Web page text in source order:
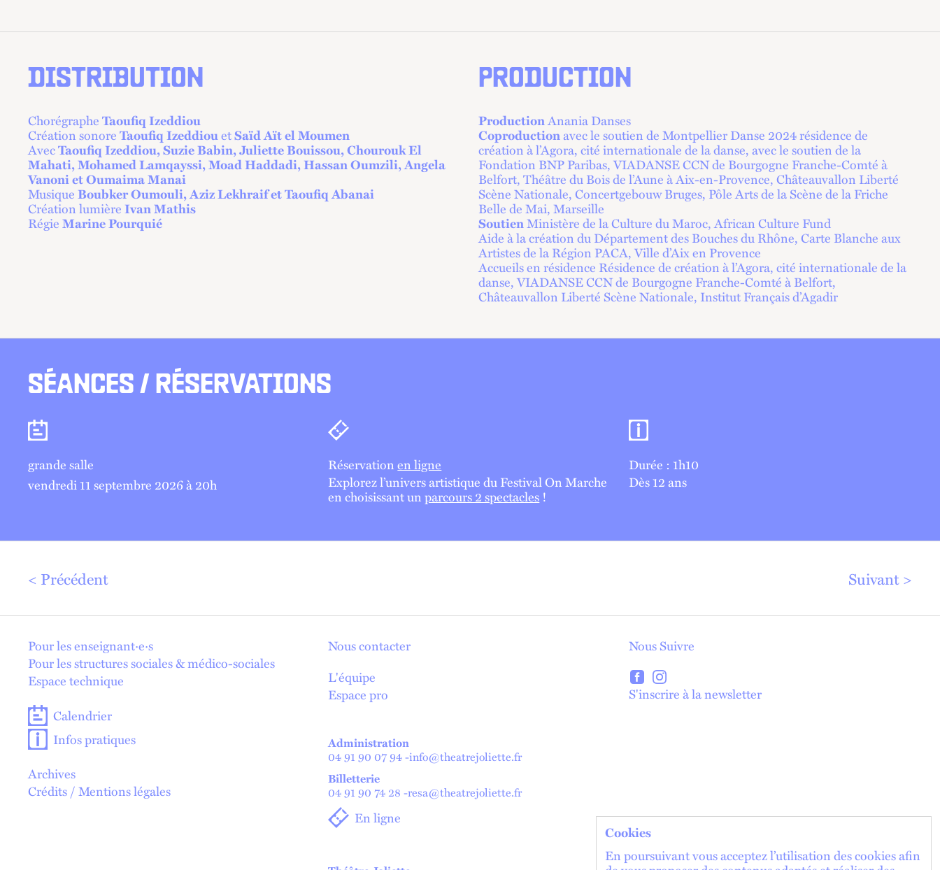
DISTRIBUTION
ChorégrapheTaoufiq Izeddiou
Création sonoreTaoufiq IzeddiouetSaïd Aït el Moumen
AvecTaoufiq Izeddiou, Suzie Babin, Juliette Bouissou, Chourouk El
Mahati, Mohamed Lamqayssi, Moad Haddadi, Hassan Oumzili, Angela
Vanoni et Oumaima Manai
MusiqueBoubker Oumouli, Aziz Lekhraif et Taoufiq Abanai
Création lumièreIvan Mathis
RégieMarine Pourquié
PRODUCTION
ProductionAnania Danses
Coproductionavec le soutien de Montpellier Danse 2024 résidence de
création à l’Agora, cité internationale de la danse, avec le soutien de la
Fondation BNP Paribas, VIADANSE CCN de Bourgogne Franche-Comté à
Belfort, Théâtre du Bois de l’Aune à Aix-en-Provence, Châteauvallon Liberté
Scène Nationale, Concertgebouw Bruges, Pôle Arts de la Scène de la Friche
Belle de Mai, Marseille
SoutienMinistère de la Culture du Maroc, African Culture Fund
Aide à la création du Département des Bouches du Rhône, Carte Blanche aux
Artistes de la Région PACA, Ville d’Aix en Provence
Accueils en résidence Résidence de création à l’Agora, cité internationale de la
danse, VIADANSE CCN de Bourgogne Franche-Comté à Belfort,
Châteauvallon Liberté Scène Nationale, Institut Français d’Agadir
SÉANCES / RÉSERVATIONS
Séances
grande salle
vendredi 11 septembre 2026 à 20h
Billetterie
Réservationen ligne
Explorez l’univers artistique du Festival On Marche
en choisissant unparcours 2 spectacles !
Informations pratiques
Durée : 1h10
Dès 12 ans
Précédent Suivant
En 1 click !
Pour les enseignant·e·s
Pour les structures sociales & médico-sociales
Espace technique
Calendrier
Infos pratiques
Archives
Crédits / Mentions légales
Nous contacter
L'équipe
Espace pro
Administration
04 91 90 07 94-info@theatrejoliette.fr
Billetterie
04 91 90 74 28 -resa@theatrejoliette.fr
En ligne
Nous Suivre
lien externe
S'inscrire à la newsletterlien externe
Cookies
En poursuivant vous acceptez l’utilisation des cookies afin